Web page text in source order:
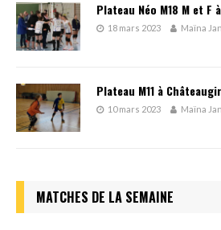
Plateau Néo M18 M et F
18 mars 2023 Maïna Jan
Plateau M11 à
10 mars 2023 Maïna Jan
MATCHES DE LA SEMAINE